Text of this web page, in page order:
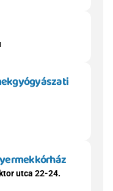
utca 22-24.